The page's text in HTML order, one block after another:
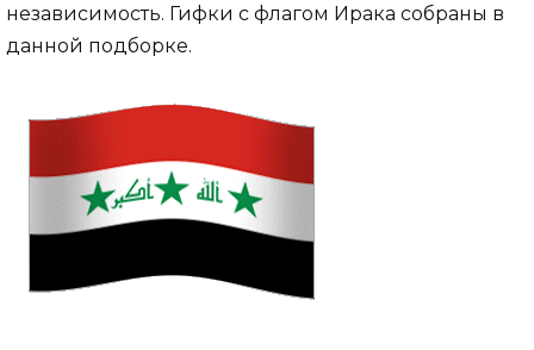
независимость. Гифки с флагом Ирака собраны в
данной подборке.